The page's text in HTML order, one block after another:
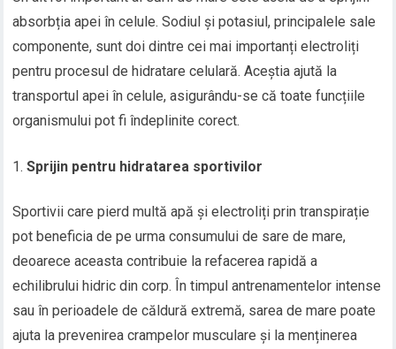
absorbția apei în celule. Sodiul și potasiul, principalele sale
componente, sunt doi dintre cei mai importanți electroliți
pentru procesul de hidratare celulară. Aceștia ajută la
transportul apei în celule, asigurându-se că toate funcțiile
organismului pot fi îndeplinite corect.
Sprijin pentru hidratarea sportivilor
Sportivii care pierd multă apă și electroliți prin transpirație
pot beneficia de pe urma consumului de sare de mare,
deoarece aceasta contribuie la refacerea rapidă a
echilibrului hidric din corp. În timpul antrenamentelor intense
sau în perioadele de căldură extremă, sarea de mare poate
ajuta la prevenirea crampelor musculare și la menținerea